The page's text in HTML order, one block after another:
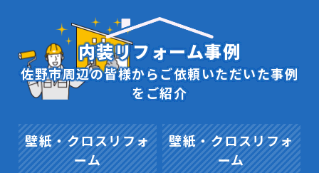
内装リフォーム事例
佐野市周辺の皆様からご依頼いただいた事例
をご紹介
壁紙・クロスリフォ
ーム
壁紙・クロスリフォ
ーム